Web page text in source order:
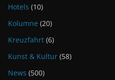
Hotels (10)
Kolumne (20)
Kreuzfahrt (6)
Kunst & Kultur (58)
News (500)